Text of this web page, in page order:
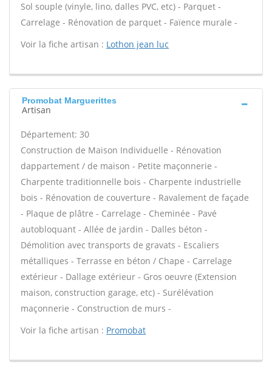
Sol souple (vinyle, lino, dalles PVC, etc) - Parquet -
Carrelage - Rénovation de parquet - Faïence murale -
Voir la fiche artisan : Lothon jean luc
Promobat Marguerittes
Artisan
Département: 30
Construction de Maison Individuelle - Rénovation
dappartement / de maison - Petite maçonnerie -
Charpente traditionnelle bois - Charpente industrielle
bois - Rénovation de couverture - Ravalement de façade
- Plaque de plâtre - Carrelage - Cheminée - Pavé
autobloquant - Allée de jardin - Dalles béton -
Démolition avec transports de gravats - Escaliers
métalliques - Terrasse en béton / Chape - Carrelage
extérieur - Dallage extérieur - Gros oeuvre (Extension
maison, construction garage, etc) - Surélévation
maçonnerie - Construction de murs -
Voir la fiche artisan : Promobat